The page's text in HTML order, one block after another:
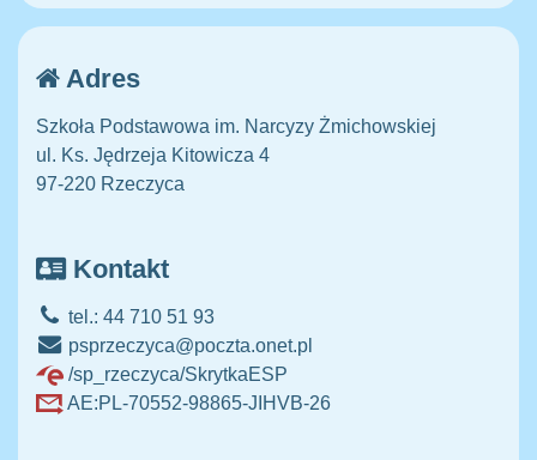
Adres
Szkoła Podstawowa im. Narcyzy Żmichowskiej
ul. Ks. Jędrzeja Kitowicza 4
97-220 Rzeczyca
Kontakt
tel.: 44 710 51 93
psprzeczyca@poczta.onet.pl
/sp_rzeczyca/SkrytkaESP
AE:PL-70552-98865-JIHVB-26